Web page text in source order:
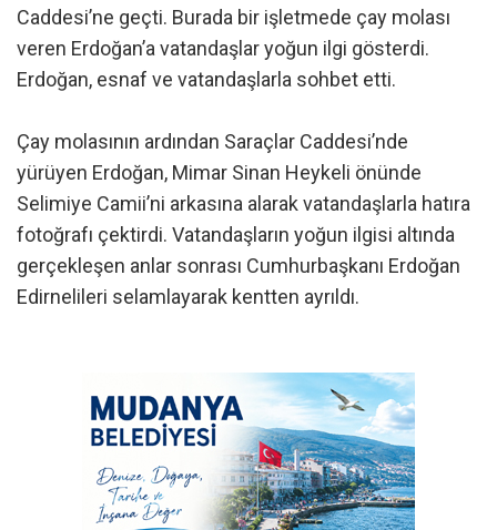
Caddesi’ne geçti. Burada bir işletmede çay molası
veren Erdoğan’a vatandaşlar yoğun ilgi gösterdi.
Erdoğan, esnaf ve vatandaşlarla sohbet etti.
Çay molasının ardından Saraçlar Caddesi’nde
yürüyen Erdoğan, Mimar Sinan Heykeli önünde
Selimiye Camii’ni arkasına alarak vatandaşlarla hatıra
fotoğrafı çektirdi. Vatandaşların yoğun ilgisi altında
gerçekleşen anlar sonrası Cumhurbaşkanı Erdoğan
Edirnelileri selamlayarak kentten ayrıldı.